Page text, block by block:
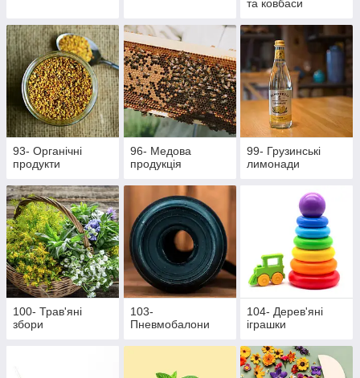
та ковбаси
93- Органічні
продукти
96- Медова
продукція
99- Грузинські
лимонади
100- Трав'яні
збори
103-
Пневмобалони
104- Дерев'яні
іграшки